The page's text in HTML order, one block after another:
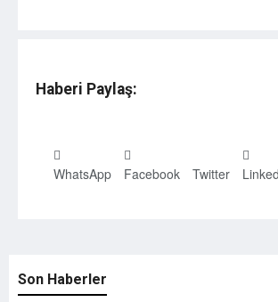
Haberi Paylaş:
WhatsApp Facebook Twitter
Son Haberler